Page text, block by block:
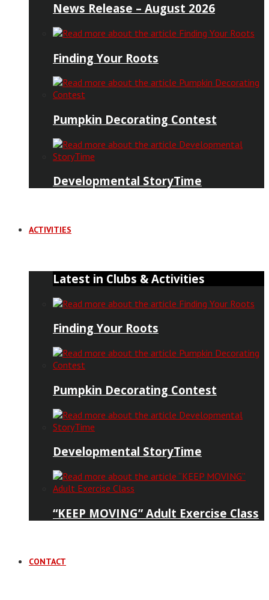
News Release – August 2026
Finding Your Roots
Pumpkin Decorating Contest
Developmental StoryTime
ACTIVITIES
Latest in Clubs & Activities
Finding Your Roots
Pumpkin Decorating Contest
Developmental StoryTime
“KEEP MOVING” Adult Exercise Class
CONTACT